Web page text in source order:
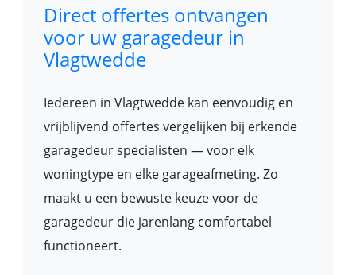
Direct offertes ontvangen
voor uw garagedeur in
Vlagtwedde
Iedereen in Vlagtwedde kan eenvoudig en
vrijblijvend offertes vergelijken bij erkende
garagedeur specialisten — voor elk
woningtype en elke garageafmeting. Zo
maakt u een bewuste keuze voor de
garagedeur die jarenlang comfortabel
functioneert.